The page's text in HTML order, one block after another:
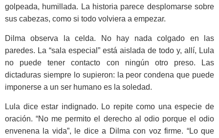
golpeada, humillada. La historia parece desplomarse sobre
sus cabezas, como si todo volviera a empezar.
Dilma observa la celda. No hay nada colgado en las
paredes. La “sala especial” está aislada de todo y, allí, Lula
no puede tener contacto con ningún otro preso. Las
dictaduras siempre lo supieron: la peor condena que puede
imponerse a un ser humano es la soledad.
Lula dice estar indignado. Lo repite como una especie de
oración. “No me permito el derecho al odio porque el odio
envenena la vida”, le dice a Dilma con voz firme. “Lo que